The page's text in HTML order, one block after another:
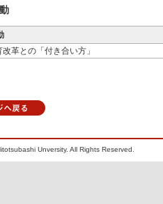
革との「付き合い方」
Unversity. All Rights Reserved.